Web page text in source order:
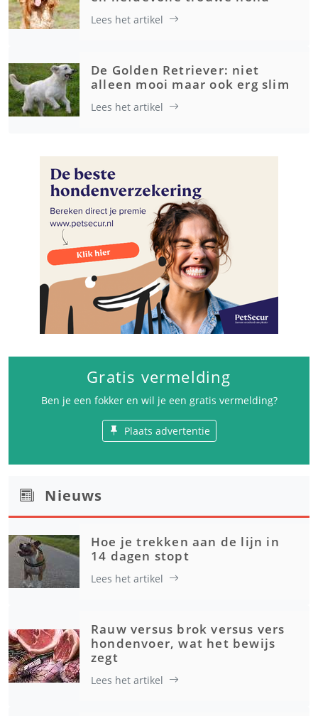
Lees het artikel
De Golden Retriever: niet
alleen mooi maar ook erg slim
Lees het artikel
Gratis vermelding
Ben je een fokker en wil je een gratis vermelding?
Plaats advertentie
Nieuws
Hoe je trekken aan de lijn in
14 dagen stopt
Lees het artikel
Rauw versus brok versus vers
hondenvoer, wat het bewijs
zegt
Lees het artikel